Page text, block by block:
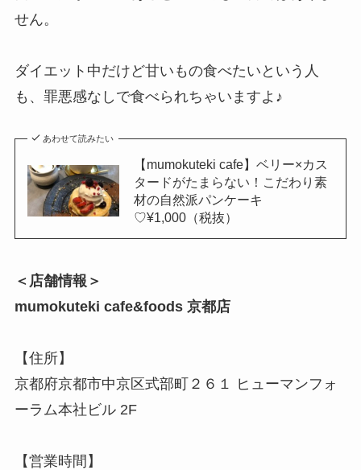
せん。
ダイエット中だけど甘いもの食べたいという人
も、罪悪感なしで食べられちゃいますよ♪
あわせて読みたい
【mumokuteki cafe】ベリー×カス
タードがたまらない！こだわり素
材の自然派パンケーキ
♡¥1,000（税抜）
＜店舗情報＞
mumokuteki cafe&foods 京都店
【住所】
京都府京都市中京区式部町２６１ ヒューマンフォ
ーラム本社ビル 2F
【営業時間】